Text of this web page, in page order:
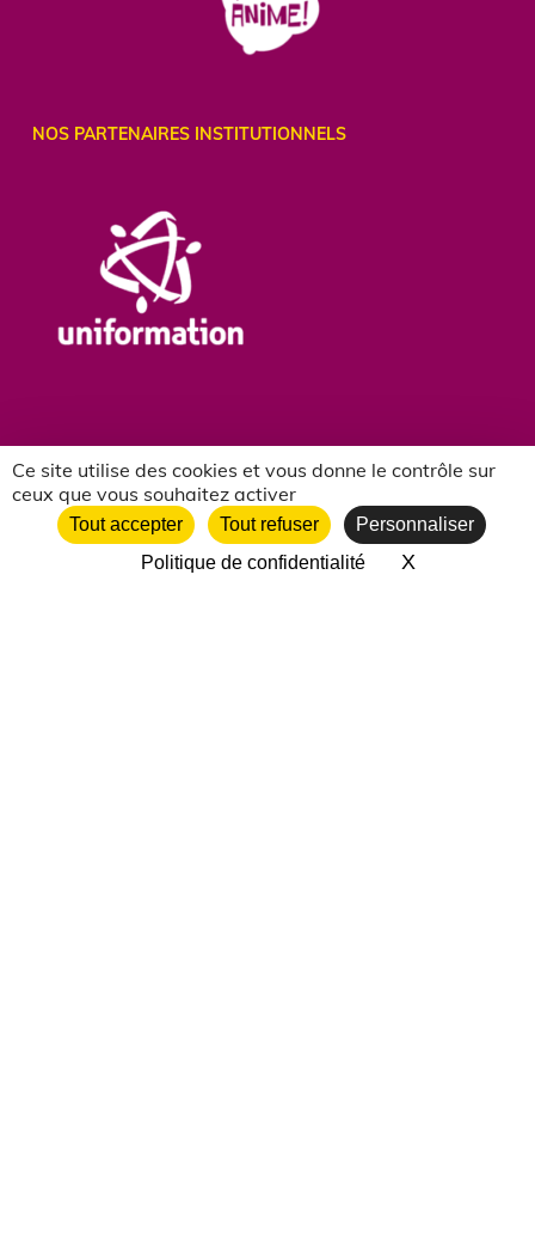
Ce site utilise des cookies et vous donne le contrôle sur
ceux que vous souhaitez activer
Tout accepter Tout refuser
Personnaliser
Politique de confidentialité
XMasquer le
NOS PARTENAIRES INSTITUTIONNELS
NOS PARTENAIRES ASSOCIATIFS